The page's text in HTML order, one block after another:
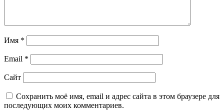
Имя *
Email *
Сайт
Сохранить моё имя, email и адрес сайта в этом браузере для
последующих моих комментариев.